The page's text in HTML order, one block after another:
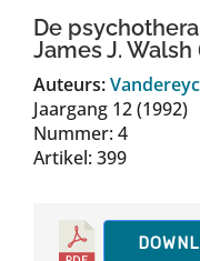
TDT Overzicht
Over Dth
De
James J. Walsh
Auteurs:
Jaargang 12 (1992)
Nummer: 4
Artikel: 399